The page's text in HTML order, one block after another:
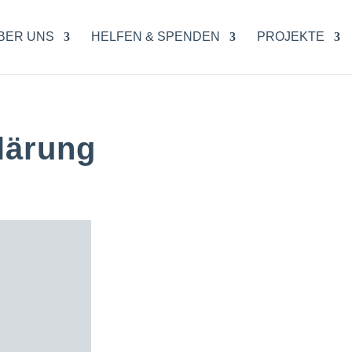
UNS HELFEN & SPENDEN PROJEKTE